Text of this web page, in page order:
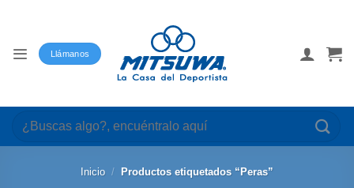
Llámanos
Buscar
por:
Inicio / Productos etiquetados “Peras”